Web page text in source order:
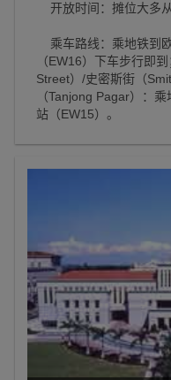
开放时间：摊位大多
乘车路线：乘地铁到
（EW16）下车步行即
Street）/史密斯街（
（Tanjong Pagar）：
站（EW15）。